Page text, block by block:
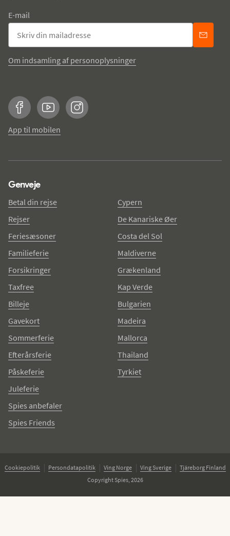
E-mail
Om indsamling af personoplysninger
FacebookYouTubeInstagram
App til mobilen
Genveje
Betal din rejse
Rejser
Feriesæsoner
Familieferie
Forsikringer
Taxfree
Billeje
Gavekort
Sommerferie
Efterårsferie
Påskeferie
Juleferie
Spies anbefaler
Spies Friends
Cypern
De Kanariske Øer
Costa del Sol
Maldiverne
Grækenland
Kap Verde
Bulgarien
Madeira
Mallorca
Thailand
Tyrkiet
Cookiepolitik Persondatapolitik Ving Norge Ving Sverige
Tjäreborg Finland
Copyright Spies, 2026